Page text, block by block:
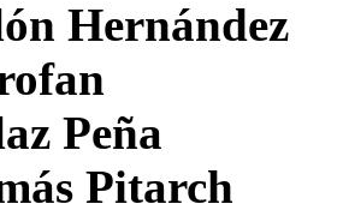
Hernández
Peña
Pitarch